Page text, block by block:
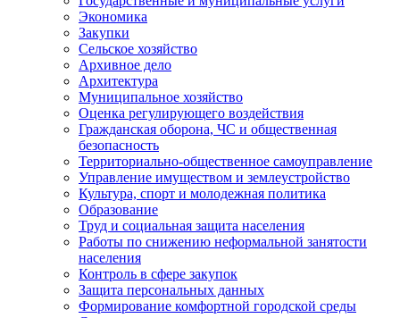
Экономика
Закупки
Сельское хозяйство
Архивное дело
Архитектура
Муниципальное хозяйство
Оценка регулирующего воздействия
Гражданская оборона, ЧС и общественная
безопасность
Территориально-общественное самоуправление
Управление имуществом и землеустройство
Культура, спорт и молодежная политика
Образование
Труд и социальная защита населения
Работы по снижению неформальной занятости
населения
Контроль в сфере закупок
Защита персональных данных
Формирование комфортной городской среды